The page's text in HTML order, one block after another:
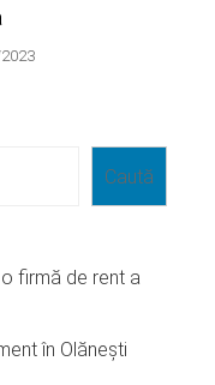
Caută
firmă de rent a
în Olănești